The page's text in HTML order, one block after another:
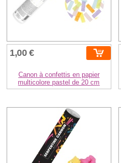
1,00 €
Canon à confettis en papier
multicolore pastel de 20 cm